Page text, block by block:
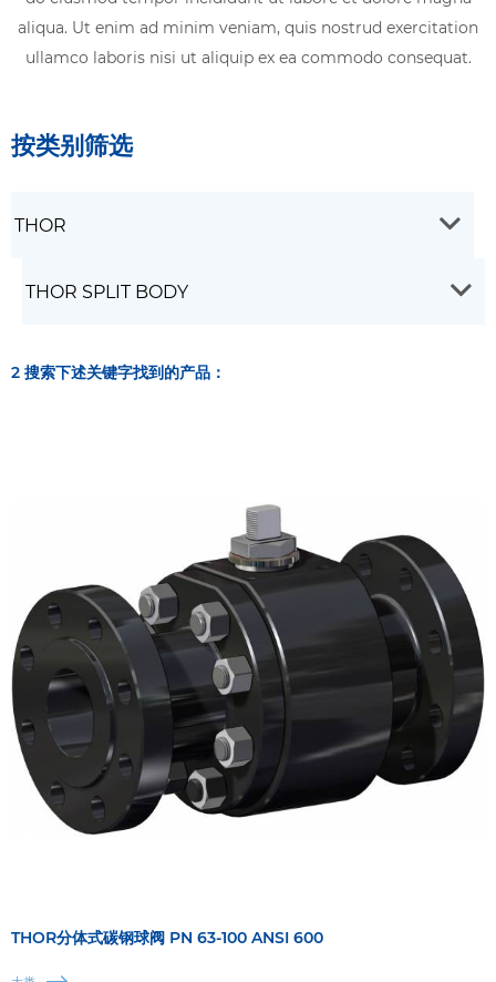
aliqua. Ut enim ad minim veniam, quis nostrud exercitation
ullamco laboris nisi ut aliquip ex ea commodo consequat.
按类别筛选
2 搜索下述关键字找到的产品：
THOR分体式碳钢球阀 PN 63-100 ANSI 600